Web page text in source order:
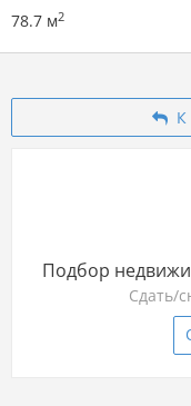
78.7 м2
К
Подбор
Сдать/